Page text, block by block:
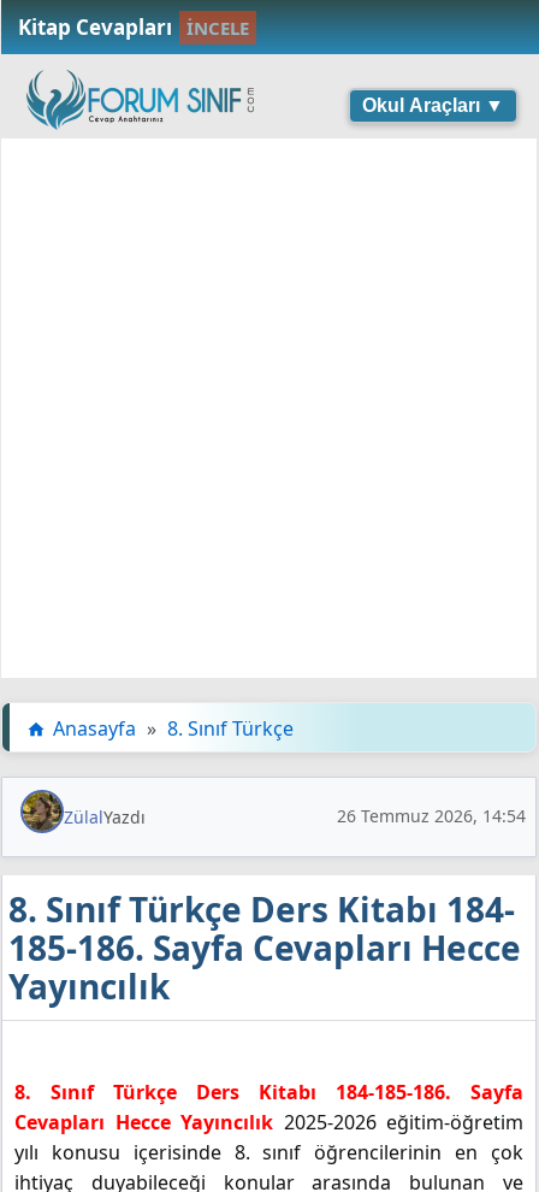
Kitap Cevapları İNCELE
Okul Araçları ▼
Anasayfa » 8. Sınıf Türkçe
ZülalYazdı 26 Temmuz 2026, 14:54
8. Sınıf Türkçe Ders Kitabı 184-
185-186. Sayfa Cevapları Hecce
Yayıncılık
8. Sınıf Türkçe Ders Kitabı 184-185-186. Sayfa
Cevapları Hecce Yayıncılık 2025-2026 eğitim-öğretim
yılı konusu içerisinde 8. sınıf öğrencilerinin en çok
ihtiyaç duyabileceği konular arasında bulunan ve